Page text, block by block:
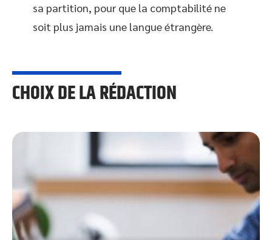
sa partition, pour que la comptabilité ne
soit plus jamais une langue étrangère.
CHOIX DE LA RÉDACTION